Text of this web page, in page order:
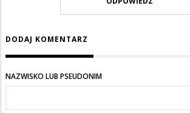
DODAJ KOMENTARZ
NAZWISKO LUB PSEUDONIM